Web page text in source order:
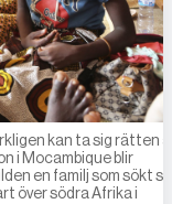
kan ta sig rätten
i Mocambique blir
en familj som sökt
över södra Afrika i